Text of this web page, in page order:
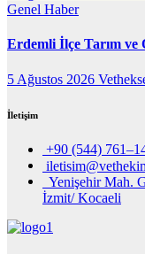
Genel Haber
Erdemli İlçe Tarım
5 Ağustos 2026
İletişim
+90 (544)
Yenişehir Mah.
İzmit/ Kocaeli